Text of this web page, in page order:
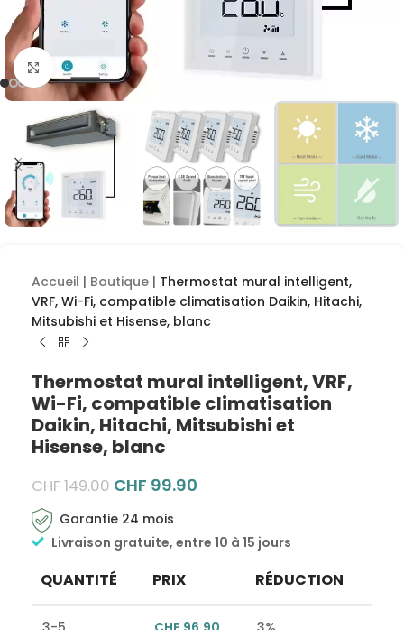
Cliquez pour agrandir
Accueil | Boutique | Thermostat mural intelligent,
VRF, Wi-Fi, compatible climatisation Daikin, Hitachi,
Mitsubishi et Hisense, blanc
Thermostat mural intelligent, VRF,
Wi-Fi, compatible climatisation
Daikin, Hitachi, Mitsubishi et
Hisense, blanc
CHF149.00 CHF 99.90
Garantie 24 mois
Livraison gratuite, entre 10 à 15 jours
QUANTITÉ PRIX RÉDUCTION